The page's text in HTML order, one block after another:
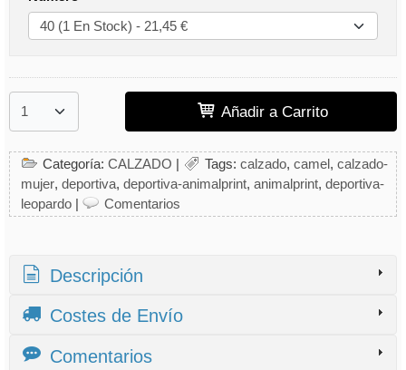
Añadir a Carrito
Categoría: CALZADO | Tags: calzado camel calzado-
mujer deportiva deportiva-animalprint animalprint deportiva-
leopardo | Comentarios
Descripción
Costes de Envío
Comentarios